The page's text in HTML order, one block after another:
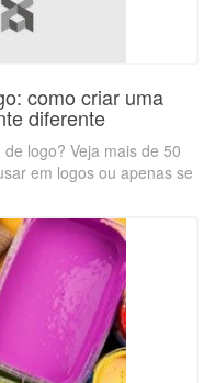
como criar uma
diferente
logo? Veja mais de 50
em logos ou apenas se